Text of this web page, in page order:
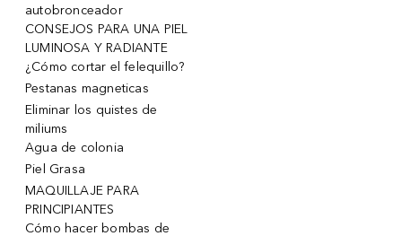
autobronceador
CONSEJOS PARA UNA PIEL
LUMINOSA Y RADIANTE
¿Cómo cortar el felequillo?
Pestanas magneticas
Eliminar los quistes de
miliums
Agua de colonia
Piel Grasa
MAQUILLAJE PARA
PRINCIPIANTES
Cómo hacer bombas de